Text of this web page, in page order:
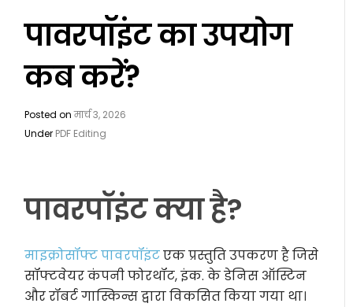
पावरपॉइंट का उपयोग
कब करें?
Posted onमार्च 3, 2026
Under PDF Editing
पावरपॉइंट क्या है?
माइक्रोसॉफ्ट पावरपॉइंटएक प्रस्तुति उपकरण है जिसे
सॉफ्टवेयर कंपनी फोरथॉट, इंक. के डेनिस ऑस्टिन
और रॉबर्ट गास्किन्स द्वारा विकसित किया गया था।